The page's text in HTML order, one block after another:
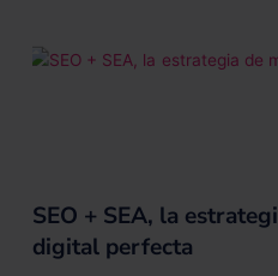
SEO + SEA, la
digital perfecta